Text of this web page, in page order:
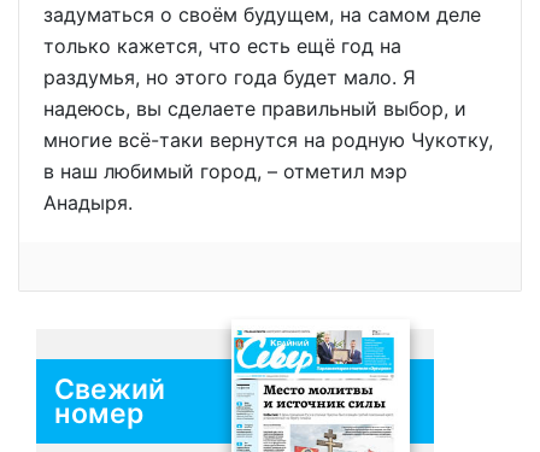
задуматься о своём будущем, на самом деле
только кажется, что есть ещё год на
раздумья, но этого года будет мало. Я
надеюсь, вы сделаете правильный выбор, и
многие всё-таки вернутся на родную Чукотку,
в наш любимый город, – отметил мэр
Анадыря.
Свежий
номер